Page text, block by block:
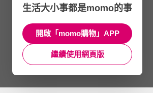
生活大小事都是momo的事
開啟「momo購物」APP
繼續使用網頁版